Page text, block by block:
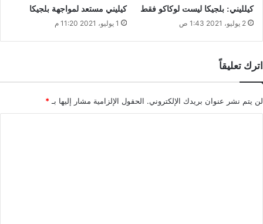
كيلليني: بلجيكا ليست لوكاكو فقط
2 يوليو، 2021 1:43 ص
كيليني مستعد لمواجهة بلجيكا
1 يوليو، 2021 11:20 م
اترك تعليقاً
لن يتم نشر عنوان بريدك الإلكتروني. الحقول الإلزامية مشار إليها بـ *